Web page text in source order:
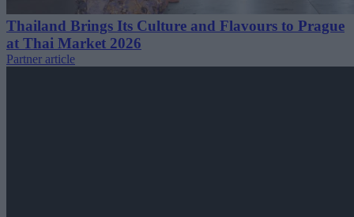
Thailand Brings Its Culture and Flavours to Prague
at Thai Market 2026
Partner article